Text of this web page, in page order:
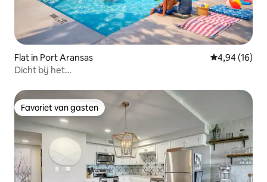
Flat in Port Aransas Gemiddelde
4,94 (16)
Dicht bij het
strand
Favoriet van gasten
Favoriet van gasten